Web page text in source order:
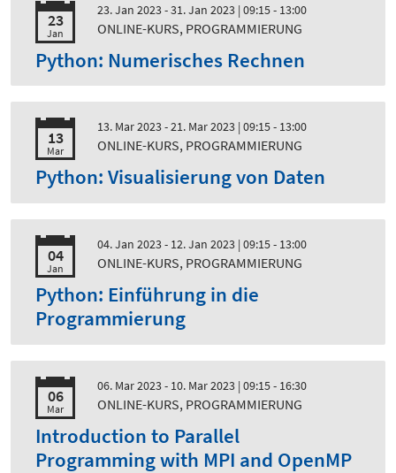
23
Jan
23. Jan 2023 - 31. Jan 2023 | 09:15 - 13:00
ONLINE-KURS, PROGRAMMIERUNG
Python: Numerisches Rechnen
13
Mar
13. Mar 2023 - 21. Mar 2023 | 09:15 - 13:00
ONLINE-KURS, PROGRAMMIERUNG
Python: Visualisierung von Daten
04
Jan
04. Jan 2023 - 12. Jan 2023 | 09:15 - 13:00
ONLINE-KURS, PROGRAMMIERUNG
Python: Einführung in die
Programmierung
06
Mar
06. Mar 2023 - 10. Mar 2023 | 09:15 - 16:30
ONLINE-KURS, PROGRAMMIERUNG
Introduction to Parallel
Programming with MPI and OpenMP